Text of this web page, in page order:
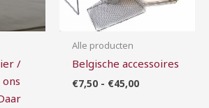
/
Alle producten
Belgische accessoires
€7,50 - €45,00